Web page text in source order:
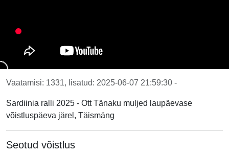
Vaatamisi: 1331, lisatud: 2025-06-07 21:59:30 -
Sardiinia ralli 2025 - Ott Tänaku muljed laupäevase
võistluspäeva järel, Täismäng
Seotud võistlus